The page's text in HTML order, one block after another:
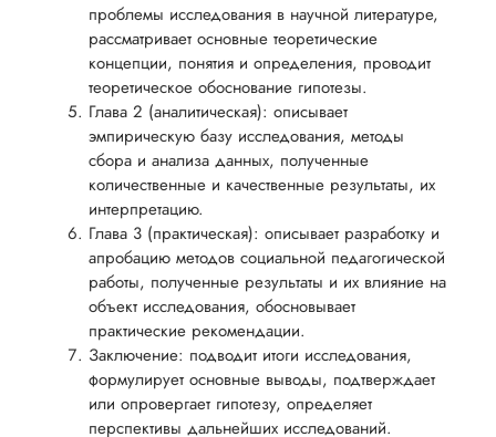
проблемы исследования в научной литературе,
рассматривает основные теоретические
концепции, понятия и определения, проводит
теоретическое обоснование гипотезы.
Глава 2 (аналитическая): описывает
эмпирическую базу исследования, методы
сбора и анализа данных, полученные
количественные и качественные результаты, их
интерпретацию.
Глава 3 (практическая): описывает разработку и
апробацию методов социальной педагогической
работы, полученные результаты и их влияние на
объект исследования, обосновывает
практические рекомендации.
Заключение: подводит итоги исследования,
формулирует основные выводы, подтверждает
или опровергает гипотезу, определяет
перспективы дальнейших исследований.